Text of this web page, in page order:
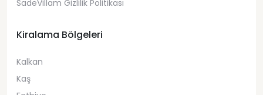
SadeVillam Gizlilik Politikası
Kiralama Bölgeleri
Kalkan
Kaş